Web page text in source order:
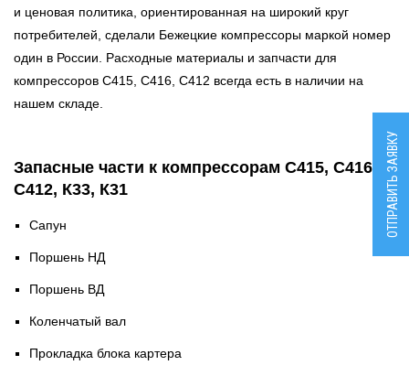
и ценовая политика, ориентированная на широкий круг
потребителей, сделали Бежецкие компрессоры маркой номер
один в России. Расходные материалы и запчасти для
компрессоров С415, С416, С412 всегда есть в наличии на
нашем складе.
Запасные части к компрессорам С415, С416М,
С412, К33, К31
Сапун
Поршень НД
Поршень ВД
Коленчатый вал
Прокладка блока картера
ОТПРАВИТЬ ЗАЯВКУ